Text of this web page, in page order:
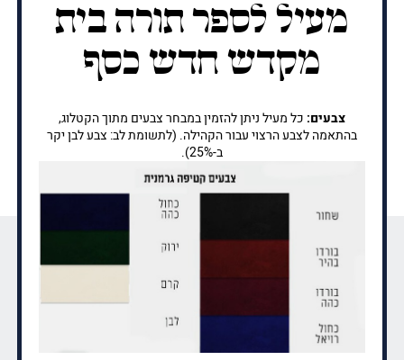
מעיל לספר תורה בית
מקדש חדש כסף
צבעים: כל מעיל ניתן להזמין במבחר צבעים מתוך הקטלוג,
בהתאמה לצבע הרצוי עבור הקהילה. (לתשומת לב: צבע לבן יקר
ב-25%).